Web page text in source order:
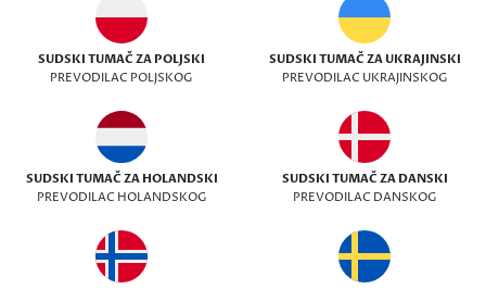
SUDSKI TUMAČ ZA POLJSKI
PREVODILAC POLJSKOG
SUDSKI TUMAČ ZA UKRAJINSKI
PREVODILAC UKRAJINSKOG
SUDSKI TUMAČ ZA HOLANDSKI
PREVODILAC HOLANDSKOG
SUDSKI TUMAČ ZA DANSKI
PREVODILAC DANSKOG